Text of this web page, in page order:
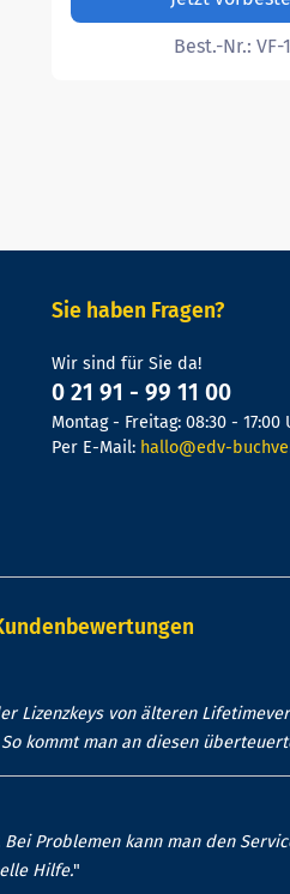
Best.-Nr.:VF-
Sie haben Fragen?
Wir sind für Sie da!
0 21 91 - 99 11 00
Montag - Freitag: 08:30 - 17:00
Per E-Mail: hallo@edv-
Lizenzkeys von älteren
So kommt man an diesen
Bei Problemen kann man den
Hilfe."